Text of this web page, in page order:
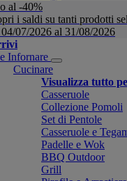
al -40%
i saldi su tanti prodotti
07/2026 al 31/08/2026
Infornare
Cucinare
Visualizza tutto
Casseruole
Collezione Pomoli
Set di Pentole
Casseruole e
Padelle e Wok
BBQ Outdoor
Grill